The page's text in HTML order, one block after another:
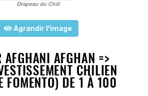
Drapeau du Chili
Agrandir l'image
AFGHANI AFGHAN =>
CHILIEN
FOMENTO) DE 1 À 100